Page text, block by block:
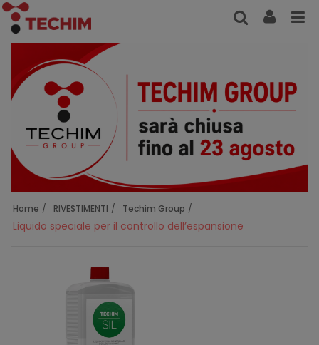
Home RIVESTIMENTI Techim Group
Liquido speciale per il controllo dell’espansione